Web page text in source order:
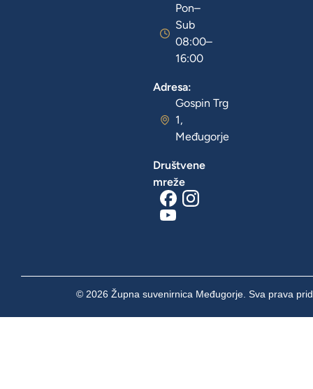
Pon–
Sub
08:00–
16:00
Adresa:
Gospin Trg
1,
Međugorje
Društvene
mreže
© 2026 Župna suvenirnica Međugorje. Sva prava